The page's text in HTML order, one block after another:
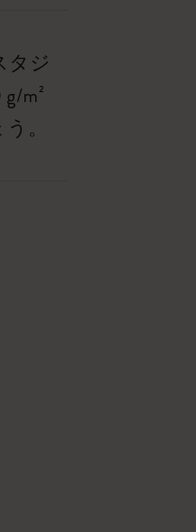
タジ
m²
。